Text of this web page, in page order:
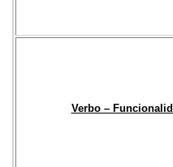
Verbo –